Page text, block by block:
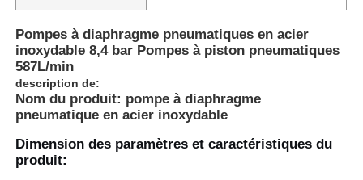
Pompes à diaphragme pneumatiques en acier
inoxydable 8,4 bar Pompes à piston pneumatiques
587L/min
description de:
Nom du produit: pompe à diaphragme
pneumatique en acier inoxydable
Dimension des paramètres et caractéristiques du
produit: